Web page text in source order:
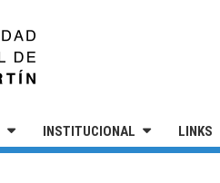
INSTITUCIONAL LINKS